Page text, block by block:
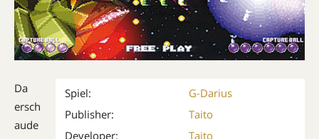
Spiel:
G-Darius
Publisher:
Taito
Developer:
Taito
Da
ersch
aude